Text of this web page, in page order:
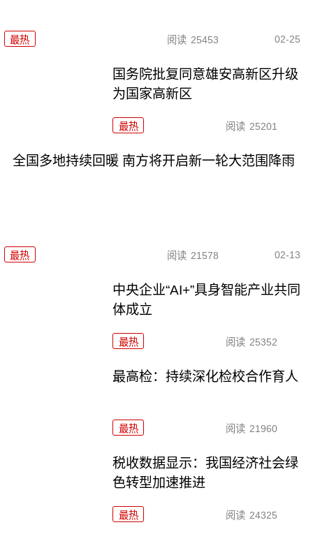
最热 阅读 25453 02-25
国务院批复同意雄安高新区升级
为国家高新区
最热 阅读 25201
全国多地持续回暖 南方将开启新一轮大范围降雨
最热 阅读 21578 02-13
中央企业“AI+”具身智能产业共同
体成立
最热 阅读 25352
最高检：持续深化检校合作育人
最热 阅读 21960
税收数据显示：我国经济社会绿
色转型加速推进
最热 阅读 24325